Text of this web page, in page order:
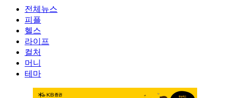
전체뉴스
피플
헬스
라이프
컬처
머니
테마